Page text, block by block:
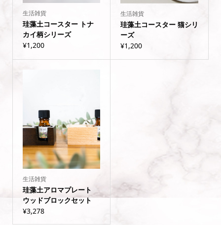
生活雑貨
珪藻土コースター トナ
カイ柄シリーズ
¥1,200
生活雑貨
珪藻土コースター 猫シリ
ーズ
¥1,200
生活雑貨
珪藻土アロマプレート
ウッドブロックセット
¥3,278